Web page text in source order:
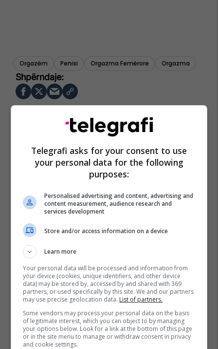
Orgazëm Penisi Orgazma Femërore Orgazma
Telegrafi asks for your consent to use
your personal data for the following
purposes:
Personalised advertising and content, advertising and
content measurement, audience research and
services development
Store and/or access information on a device
Learn more
Your personal data will be processed and information from
your device (cookies, unique identifiers, and other device
data) may be stored by, accessed by and shared with 369
partners, or used specifically by this site. We and our partners
may use precise geolocation data. List of partners.
Some vendors may process your personal data on the basis
of legitimate interest, which you can object to by managing
your options below. Look for a link at the bottom of this page
or in the site menu to manage or withdraw consent in privacy
and cookie settings.